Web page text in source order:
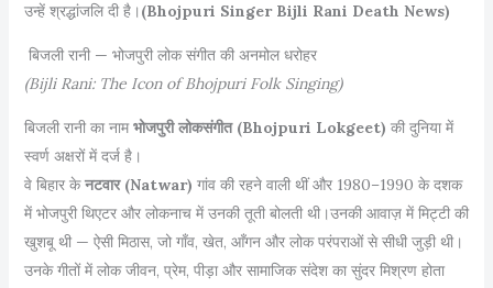
उन्हें श्रद्धांजलि दी है। (Bhojpuri Singer Bijli Rani Death News)
बिजली रानी — भोजपुरी लोक संगीत की अनमोल धरोहर
(Bijli Rani: The Icon of Bhojpuri Folk Singing)
बिजली रानी का नामभोजपुरी लोकसंगीत (Bhojpuri Lokgeet) की दुनिया में
स्वर्ण अक्षरों में दर्ज है।
वे बिहार केनटवार (Natwar) गांव की रहने वाली थीं और 1980–1990 के दशक
में भोजपुरी थिएटर और लोकनाच में उनकी तूती बोलती थी।उनकी आवाज़ में मिट्टी की
खुशबू थी — ऐसी मिठास, जो गाँव, खेत, आँगन और लोक परंपराओं से सीधी जुड़ी थी।
उनके गीतों में लोक जीवन, प्रेम, पीड़ा और सामाजिक संदेश का सुंदर मिश्रण होता